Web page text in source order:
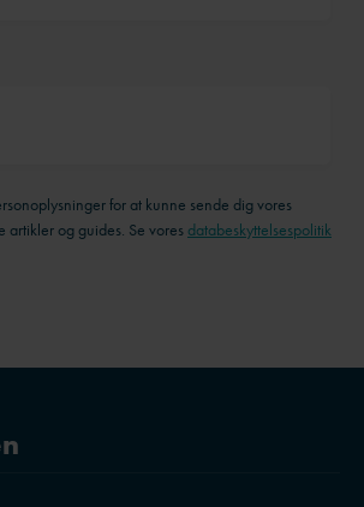
for at kunne sende dig vores
artikler og guides. Se vores databeskyttelsespolitik